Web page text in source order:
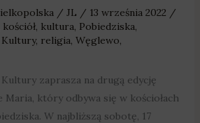
/ JL / 13 września 2022 /
kościół, kultura, Pobiedziska,
, religia, Węglewo,
zaprasza na drugą edycję
Maria, który odbywa się w kościołach
W najbliższą sobotę, 17